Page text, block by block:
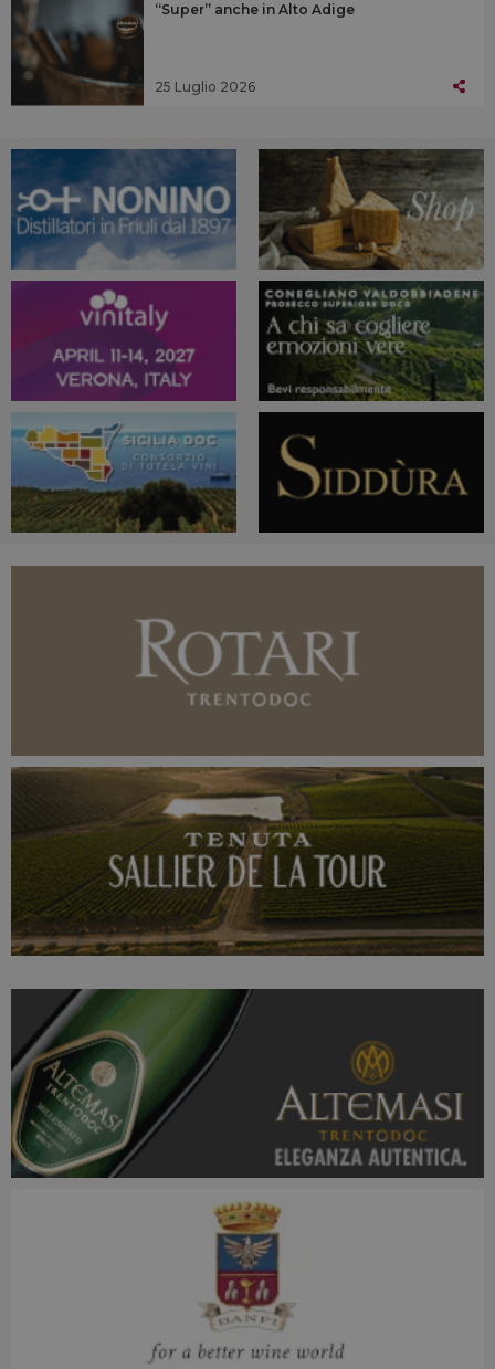
“Super” anche in Alto Adige
25 Luglio 2026